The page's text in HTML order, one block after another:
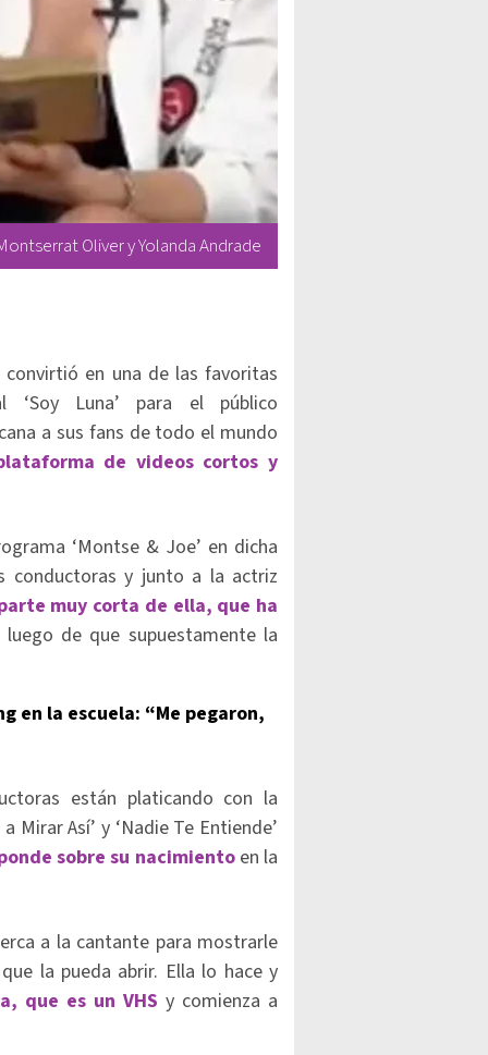
Oliver y Yolanda Andrade
convirtió en una de las favoritas
Luna’ para el público
a sus fans de todo el mundo
de videos cortos y
‘Montse & Joe’ en dicha
conductoras y junto a la actriz
muy corta de ella, que ha
de que supuestamente la
en la escuela: “Me pegaron,
están platicando con la
Mirar Así’ y ‘Nadie Te Entiende’
sobre su nacimientoen la
a la cantante para mostrarle
la pueda abrir. Ella lo hace y
que es un VHS y comienza a